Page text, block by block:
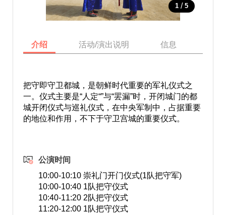
1 / 5
介绍 活动/演出说明 信息
把守即守卫都城，是朝鲜时代重要的军礼仪式之
一。仪式主要是“人定“”与“罢漏”时，开闭城门的都
城开闭仪式与巡礼仪式，在中央军制中，占据重要
的地位和作用，不下于守卫宫城的重要仪式。
公演时间
10:00-10:10 崇礼门开门仪式(1队把守军)
10:00-10:40 1队把守仪式
10:40-11:20 2队把守仪式
11:20-12:00 1队把守仪式